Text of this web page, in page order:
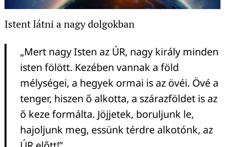
Istent látni a nagy dolgokban
„Mert nagy Isten az ÚR, nagy király minden
isten fölött. Kezében vannak a föld
mélységei, a hegyek ormai is az övéi. Övé a
tenger, hiszen ő alkotta, a szárazföldet is az
ő keze formálta. Jöjjetek, boruljunk le,
hajoljunk meg, essünk térdre alkotónk, az